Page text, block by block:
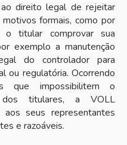
direito legal de rejeitar
formais, como por
o titular comprovar sua
exemplo a manutenção
do controlador para
ou regulatória. Ocorrendo
que impossibilitem o
titulares, a VOLL
seus representantes
e razoáveis.